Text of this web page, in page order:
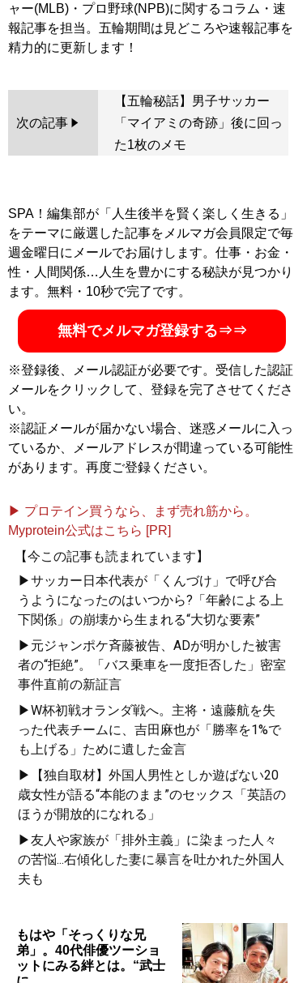
ャー(MLB)・プロ野球(NPB)に関するコラム・速
報記事を担当。五輪期間は見どころや速報記事を
次の記事
【五輪秘話】男子サッカー
「マイアミの奇跡」後に回っ
た1枚のメモ
SPA！編集部が「人生後半を賢く楽しく生きる」
をテーマに厳選した記事をメルマガ会員限定で毎
週金曜日にメールでお届けします。仕事・お金・
性・人間関係…人生を豊かにする秘訣が見つかり
ます。無料・10秒で完了です。
無料でメルマガ登録する⇒⇒
※登録後、メール認証が必要です。受信した認証
メールをクリックして、登録を完了させてくださ
い。
※認証メールが届かない場合、迷惑メールに入っ
ているか、メールアドレスが間違っている可能性
があります。再度ご登録ください。
▶ プロテイン買うなら、まず売れ筋から。
Myprotein公式はこちら [PR]
【今この記事も読まれています】
▶サッカー日本代表が「くんづけ」で呼び合
うようになったのはいつから?「年齢による上
下関係」の崩壊から生まれる“大切な要素”
▶元ジャンポケ斉藤被告、ADが明かした被害
者の“拒絶”。「バス乗車を一度拒否した」密室
事件直前の新証言
▶W杯初戦オランダ戦へ。主将・遠藤航を失
った代表チームに、吉田麻也が「勝率を1%で
も上げる」ために遺した金言
▶【独自取材】外国人男性としか遊ばない20
歳女性が語る“本能のまま”のセックス「英語の
ほうが開放的になれる」
▶友人や家族が「排外主義」に染まった人々
の苦悩...右傾化した妻に暴言を吐かれた外国人
夫も
もはや「そっくりな兄
弟」。40代俳優ツーショ
ットにみる絆とは。“武士